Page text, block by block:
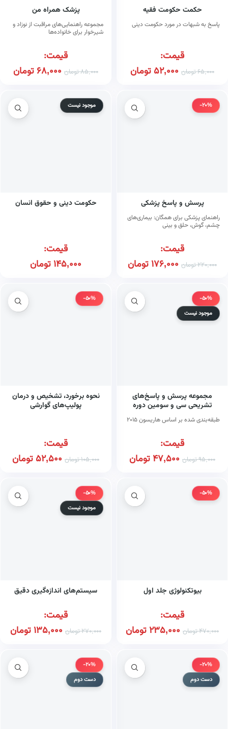
حکمت حکومت فقیه
پاسخ به شبهات در مورد حکومت دینی
قیمت:
65,000تومان 52,000 تومان
پزشک همراه من
مجموعه راهنمایی‌های مراقبت از نوزاد و
شیرخوار برای خانواده‌ها
قیمت:
85,000تومان 68,000 تومان
-20%
پرسش و پاسخ پزشکی
راهنمای پزشکی برای همگان: بیماری‌های
چشم، گوش، حلق و بینی
قیمت:
220,000تومان 176,000تومان
موجود نیست
حکومت دینی و حقوق انسان
قیمت:
145,000تومان
-50%
موجود نیست
مجموعه پرسش و پاسخ‌های
تشریحی سی و سومین دوره
آزمون پذیرش دستیار فوق
تخصصی داخلی اسفند ۹۴
طبقه‌بندی شده بر اساس هاریسون ۲۰۱۵
قیمت:
95,000تومان 47,500تومان
-50%
نحوه برخورد، تشخیص و درمان
پولیپ‌های گوارشی
قیمت:
105,000تومان 52,500 تومان
-50%
بیوتکنولوژی جلد اول
قیمت:
470,000تومان 235,000تومان
-50%
موجود نیست
سیستم‌های اندازه‌گیری دقیق
قیمت:
270,000تومان 135,000تومان
-20%
دست دوم
-20%
دست دوم